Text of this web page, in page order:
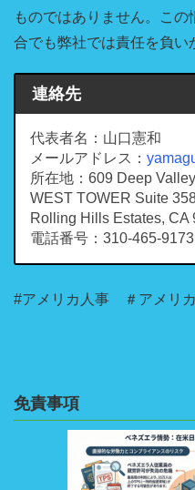
ものではありません。こ
合でも弊社では責任を負い
連絡先
代表者名：山口憲和
メールアドレス：
所在地：609 Deep
WEST TOWER Suite
Rolling Hills Estates, CA
電話番号：310-465-9173
#アメリカ人事 ＃アメリ
免責事項